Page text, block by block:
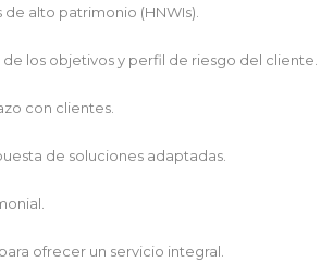
alto patrimonio (HNWIs).
los objetivos y perfil de riesgo del cliente.
con clientes.
de soluciones adaptadas.
ofrecer un servicio integral.